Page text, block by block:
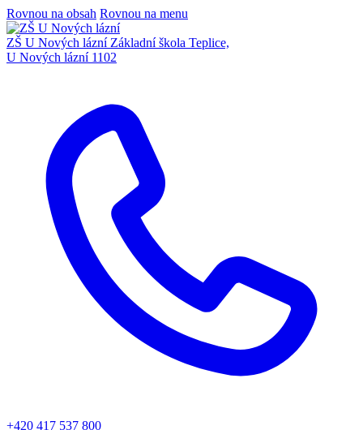
Rovnou na obsah Rovnou na menu
ZŠ U Nových lázní Základní škola Teplice,
U Nových lázní 1102
+420 417 537 800